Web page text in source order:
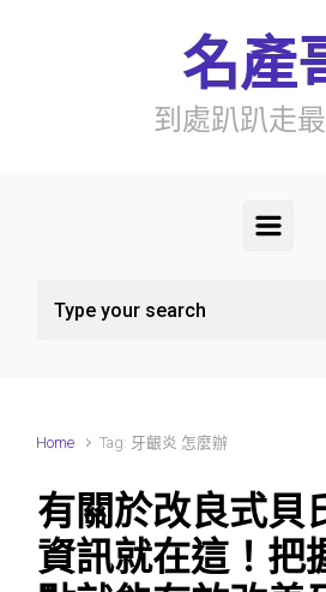
Skip to main content
名產
到處趴趴走
Home Tag: 牙齦炎 怎麼辦
有關於改良式貝
資訊就在這！把